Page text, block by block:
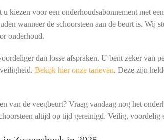
kiezen voor een onderhoudsabonnement met
wanneer de schoorsteen aan de beurt is. Wij
onderhoud.
dan losse afspraken. U bent zeker van
Bekijk hier onze tarieven. Deze zijn
van de veegbeurt? Vraag vandaag nog het
altijd op tijd gereinigd. Veilig, voordelig